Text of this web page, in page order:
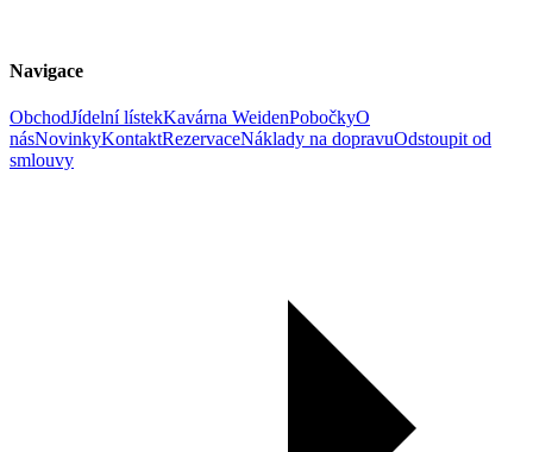
Navigace
ObchodJídelní lístekKavárna WeidenPobočkyO
násNovinkyKontaktRezervaceNáklady na dopravuOdstoupit od
smlouvy